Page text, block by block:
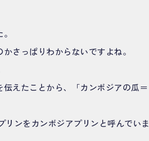
さっぱりわからないですよね。
えたことから、「カンボジアの瓜＝
リンをカンボジアプリンと呼んでいま